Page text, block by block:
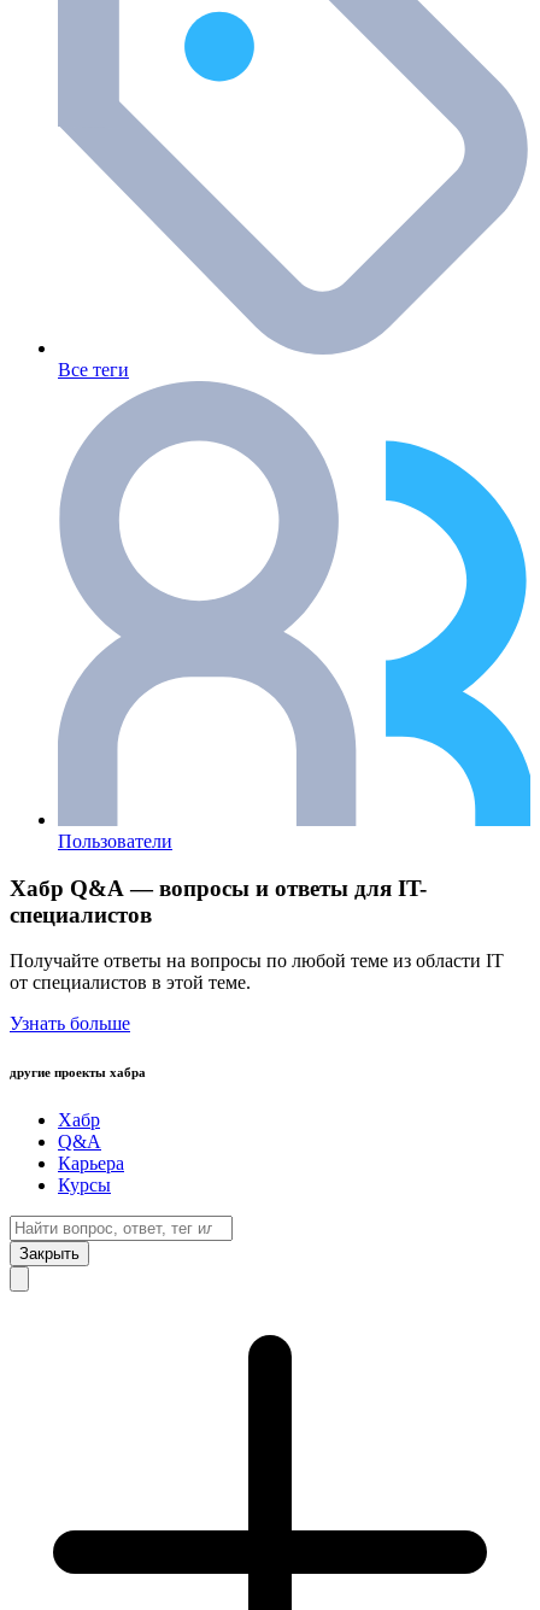
Все теги
Пользователи
Хабр Q&A — вопросы и ответы для IT-
специалистов
Получайте ответы на вопросы по любой теме из области IT
от специалистов в этой теме.
Узнать больше
другие проекты хабра
Хабр
Q&A
Карьера
Курсы
Закрыть